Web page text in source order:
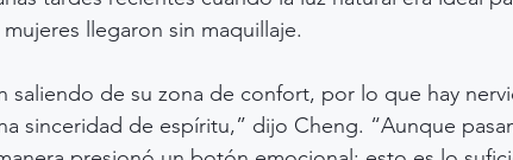
llegaron sin maquillaje.
saliendo de su zona de confort, por lo que hay
sinceridad de espíritu,” dijo Cheng. “Aunque